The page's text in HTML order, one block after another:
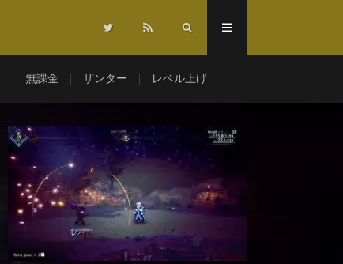
無課金 ザンター レベル上げ